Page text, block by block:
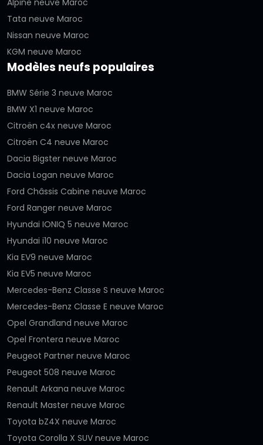
Alpine neuve Maroc
Tata neuve Maroc
Nissan neuve Maroc
KGM neuve Maroc
Modèles neufs populaires
BMW Série 3 neuve Maroc
BMW X1 neuve Maroc
Citroën c4x neuve Maroc
Citroën C4 neuve Maroc
Dacia Bigster neuve Maroc
Dacia Logan neuve Maroc
Ford Châssis Cabine neuve Maroc
Ford Ranger neuve Maroc
Hyundai IONIQ 5 neuve Maroc
Hyundai i10 neuve Maroc
Kia EV9 neuve Maroc
Kia EV5 neuve Maroc
Mercedes-Benz Classe S neuve Maroc
Mercedes-Benz Classe E neuve Maroc
Opel Grandland neuve Maroc
Opel Frontera neuve Maroc
Peugeot Partner neuve Maroc
Peugeot 508 neuve Maroc
Renault Arkana neuve Maroc
Renault Master neuve Maroc
Toyota bZ4X neuve Maroc
Toyota Corolla X SUV neuve Maroc